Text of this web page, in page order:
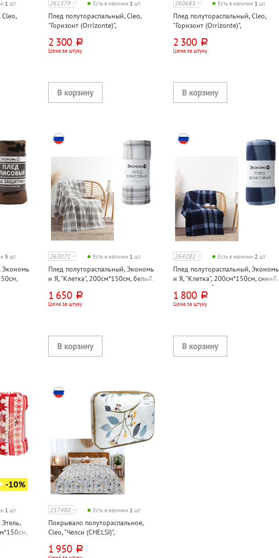
1 шт. 261379 Есть в наличии 1 шт.
Плед полутораспальный, Cleo,
"Горизонт (Orrizonte)",
2 300 руб.
Цена за штуку
260683 Есть в наличии 1 шт.
Плед полутораспальный, Cleo,
"Горизонт (Orrizonte)",
2 300 руб.
Цена за штуку
5 шт.
Экономь
263071 Есть в наличии 1 шт.
Плед полутораспальный, Экономь
и Я, "Клетка", 200см*150см, белый,
1 650 руб.
Цена за штуку
264282 Есть в наличии2 шт.
Плед полутораспальный, Экономь
и Я, "Клетка", 200см*150см, синий,
флис, 160г⁄м²
1 800 руб.
Цена за штуку
-10%
1 шт. 257480 Есть в наличии 1 шт.
Покрывало полутораспальное,
Cleo, "Челси (CHELSI)",
полиэстер, 120г⁄м²
1 950 руб.